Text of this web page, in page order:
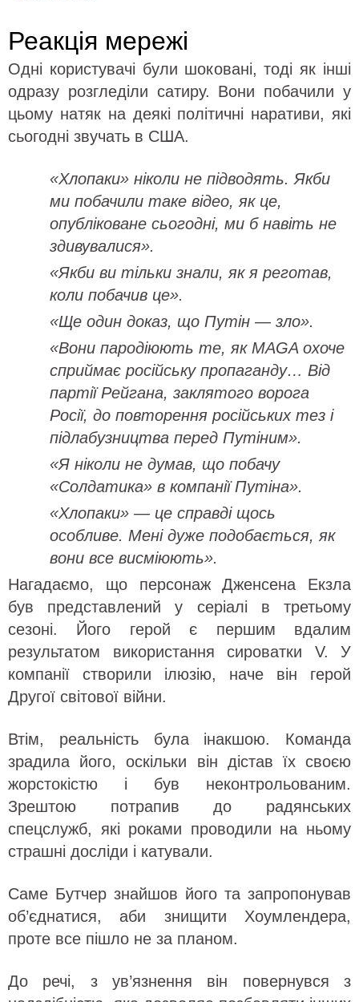
Реакція мережі
Одні користувачі були шоковані, тоді як інші
одразу розгледіли сатиру. Вони побачили у
цьому натяк на деякі політичні наративи, які
сьогодні звучать в США.
«Хлопаки» ніколи не підводять. Якби
ми побачили таке відео, як це,
опубліковане сьогодні, ми б навіть не
здивувалися».
«Якби ви тільки знали, як я реготав,
коли побачив це».
«Ще один доказ, що Путін — зло».
«Вони пародіюють те, як MAGA охоче
сприймає російську пропаганду… Від
партії Рейгана, заклятого ворога
Росії, до повторення російських тез і
підлабузництва перед Путіним».
«Я ніколи не думав, що побачу
«Солдатика» в компанії Путіна».
«Хлопаки» — це справді щось
особливе. Мені дуже подобається, як
вони все висміюють».
Нагадаємо, що персонаж Дженсена Екзла
був представлений у серіалі в третьому
сезоні. Його герой є першим вдалим
результатом використання сироватки V. У
компанії створили ілюзію, наче він герой
Другої світової війни.
Втім, реальність була інакшою. Команда
зрадила його, оскільки він дістав їх своєю
жорстокістю і був неконтрольованим.
Зрештою потрапив до радянських
спецслужб, які роками проводили на ньому
страшні досліди і катували.
Саме Бутчер знайшов його та запропонував
об’єднатися, аби знищити Хоумлендера,
проте все пішло не за планом.
До речі, з ув’язнення він повернувся з